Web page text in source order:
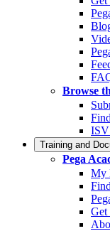
Browse
Training and
Pega
My
Get